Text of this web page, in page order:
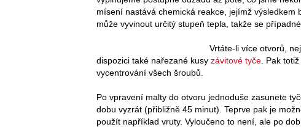
mísení nastává chemická reakce, jejímž
může vyvinout určitý stupeň tepla, takže se
Vrtáte-li více otvorů,
dispozici také nařezané kusy závitové tyče . Pak
vycentrování všech šroubů.
Po vpravení malty do otvoru jednoduše zasunete
dobu vyzrát (přibližně 45 minut). Teprve pak je
použít například vruty. Vyloučeno to není, ale po